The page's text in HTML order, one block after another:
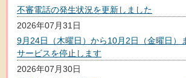
不審電話の発生状況を更新しました
2026年07月31日
9月24日（木曜日）から10月2日（金曜日）
サービスを停止します
2026年07月30日